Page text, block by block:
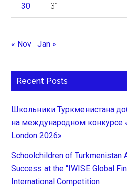
30 31
« Nov Jan »
Recent Posts
Школьники Туркменистана
на международном конкурсе
London 2026»
Schoolchildren of Turkmenistan
Success at the “IWISE Global
International Competition